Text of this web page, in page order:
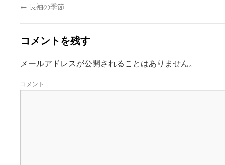
← 長袖の季節
コメントを残す
メールアドレスが公開されることはありません。
コメント